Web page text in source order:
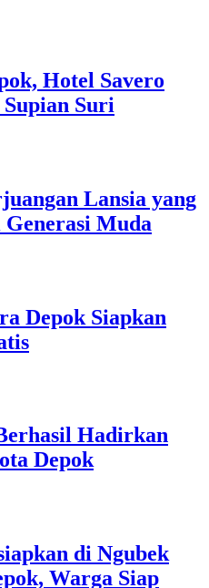
Hotel Savero
Suri
Lansia yang
Muda
Depok Siapkan
Hadirkan
Depok
di Ngubek
Warga Siap